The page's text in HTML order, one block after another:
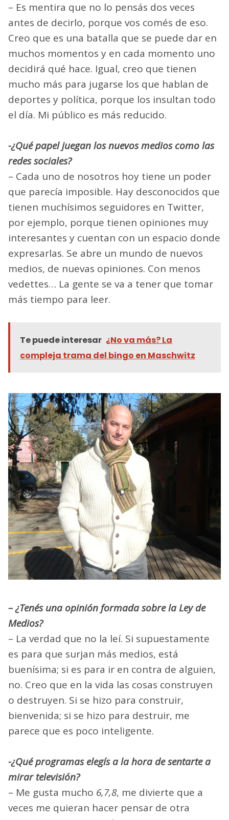
– Es mentira que no lo pensás dos veces
antes de decirlo, porque vos comés de eso.
Creo que es una batalla que se puede dar en
muchos momentos y en cada momento uno
decidirá qué hace. Igual, creo que tienen
mucho más para jugarse los que hablan de
deportes y política, porque los insultan todo
el día. Mi público es más reducido.
-¿Qué papel juegan los nuevos medios como las
redes sociales?
– Cada uno de nosotros hoy tiene un poder
que parecía imposible. Hay desconocidos que
tienen muchísimos seguidores en Twitter,
por ejemplo, porque tienen opiniones muy
interesantes y cuentan con un espacio donde
expresarlas. Se abre un mundo de nuevos
medios, de nuevas opiniones. Con menos
vedettes… La gente se va a tener que tomar
más tiempo para leer.
Te puede interesar ¿No va más? La
compleja trama del bingo en Maschwitz
– ¿Tenés una opinión formada sobre la Ley de
Medios?
– La verdad que no la leí. Si supuestamente
es para que surjan más medios, está
buenísima; si es para ir en contra de alguien,
no. Creo que en la vida las cosas construyen
o destruyen. Si se hizo para construir,
bienvenida; si se hizo para destruir, me
parece que es poco inteligente.
-¿Qué programas elegís a la hora de sentarte a
mirar televisión?
– Me gusta mucho 6,7,8, me divierte que a
veces me quieran hacer pensar de otra